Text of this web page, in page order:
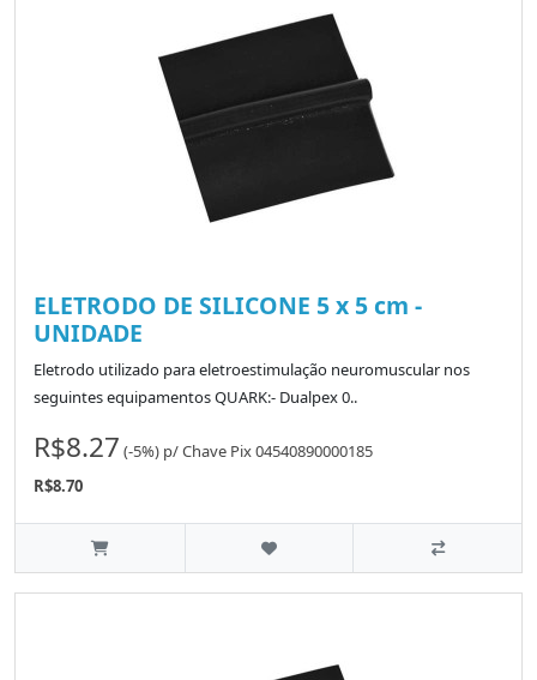
ELETRODO DE SILICONE 5 x 5 cm -
UNIDADE
Eletrodo utilizado para eletroestimulação neuromuscular nos
seguintes equipamentos QUARK:- Dualpex 0..
R$8.27 (-5%) p/Chave Pix 04540890000185
R$8.70